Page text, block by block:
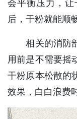
后，干粉就能顺
相关的消防部
用前是不需要摇
干粉原本松散的
效果，白白浪费